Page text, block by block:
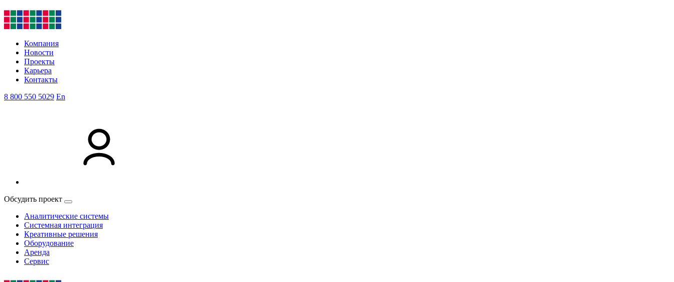
Компания
Новости
Проекты
Карьера
Контакты
8 800 550 5029 En
Обсудить проект
Аналитические системы
Системная интеграция
Креативные решения
Оборудование
Аренда
Сервис